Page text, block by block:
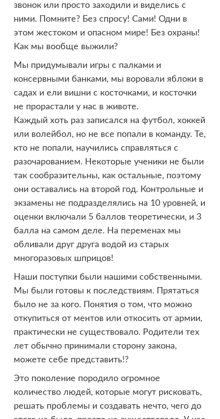
звонок или просто заходили и виделись с
ними. Помните? Без спросу! Сами! Одни в
этом жестоком и опасном мире! Без охраны!
Как мы вообще выжили?
Мы придумывали игры с палками и
консервными банками, мы воровали яблоки в
садах и ели вишни с косточками, и косточки
не прорастали у нас в животе.
Каждый хоть раз записался на футбол, хоккей
или волейбол, но не все попали в команду. Те,
кто не попали, научились справляться с
разочарованием. Некоторые ученики не были
так сообразительны, как остальные, поэтому
они оставались на второй год. Контрольные и
экзамены не подразделялись на 10 уровней, и
оценки включали 5 баллов теоретически, и 3
балла на самом деле. На переменах мы
обливали друг друга водой из старых
многоразовых шприцов!
Наши поступки были нашими собственными.
Мы были готовы к последствиям. Прятаться
было не за кого. Понятия о том, что можно
откупиться от ментов или откосить от армии,
практически не существовало. Родители тех
лет обычно принимали сторону закона,
можете себе представить!?
Это поколение породило огромное
количество людей, которые могут рисковать,
решать проблемы и создавать нечто, чего до